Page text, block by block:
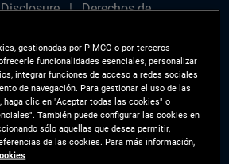
Derechos de
cookies
PIMCO ESG Rating
el presente sitio web está destinada
en España.
gestionadas por PIMCO o por terceros
funcionalidades esenciales, personalizar
integrar funciones de acceso a redes sociales
de navegación. Para gestionar el uso de las
clic en "Aceptar todas las cookies" o
También puede configurar las cookies en
sólo aquellas que desea permitir,
de las cookies. Para más información,